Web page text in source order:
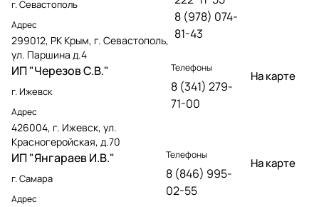
г. Севастополь
Адрес
299012, РК Крым, г. Севастополь,
ул. Паршина д.4
8 (978) 074-
81-43
ИП "Черезов С.В."
г. Ижевск
Адрес
426004, г. Ижевск, ул.
Красногеройская, д.70
Телефоны
8 (341) 279-
71-00
На карте
ИП "Янгараев И.В."
г. Самара
Адрес
Телефоны
8 (846) 995-
02-55
На карте